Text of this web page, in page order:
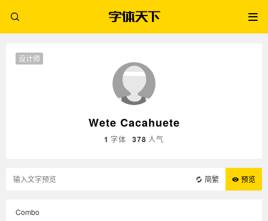
Wete Cacahuete
1 字体 378 人气
设计师
简繁 预览
Combo